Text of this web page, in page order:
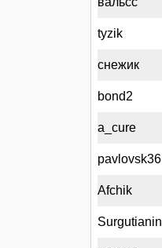
tyzik
снежик
bond2
a_cure
pavlovsk36
Afchik
Surgutianin